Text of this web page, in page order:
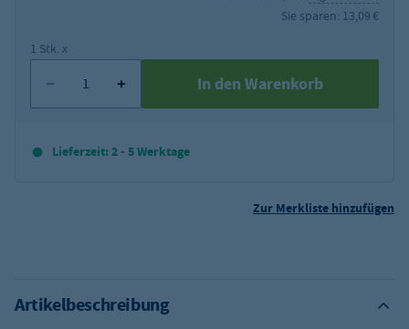
Sie sparen: 13,09 €
1 Stk. x
In den Warenkorb
Lieferzeit: 2 - 5 Werktage
Zur Merkliste hinzufügen
Artikelbeschreibung